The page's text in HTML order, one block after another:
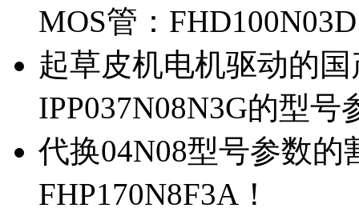
MOS管：
起草皮机电机驱动的
IPP037N08N3G的型号
代换04N08型号参数
FHP170N8F3A！